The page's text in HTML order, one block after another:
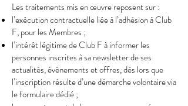
Les traitements mis en œuvre reposent sur :
l’exécution contractuelle liée à l’adhésion à Club
F, pour les Membres ;
l’intérêt légitime de Club F à informer les
personnes inscrites à sa newsletter de ses
actualités, événements et offres, dès lors que
l’inscription résulte d’une démarche volontaire via
le formulaire dédié ;